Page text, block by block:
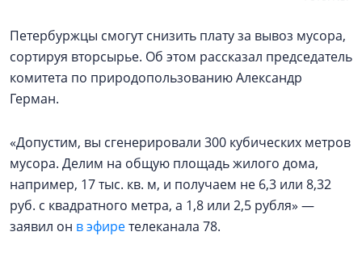
Петербуржцы смогут снизить плату за вывоз мусора,
сортируя вторсырье. Об этом рассказал председатель
комитета по природопользованию Александр
Герман.
«Допустим, вы сгенерировали 300 кубических метров
мусора. Делим на общую площадь жилого дома,
например, 17 тыс. кв. м, и получаем не 6,3 или 8,32
руб. с квадратного метра, а 1,8 или 2,5 рубля» —
заявил он в эфиретелеканала 78.